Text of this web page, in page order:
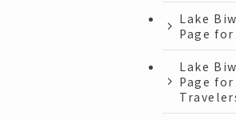
Lake
Page
Lake
Page for